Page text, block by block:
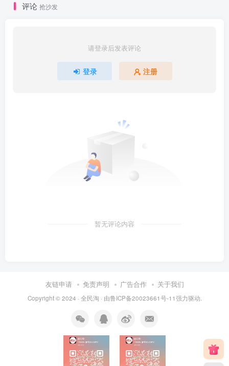
评论 抢沙发
请登录后发表评论
登录 注册
暂无评论内容
友链申请 免责声明 广告合作 关于我们
Copyright © 2024 · 全民淘 · 由鲁ICP备20023661号-11强力驱动.